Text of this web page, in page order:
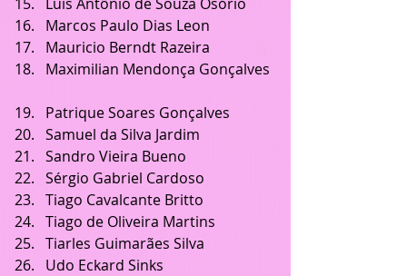
Marcos Paulo Dias Leon
Mauricio Berndt Razeira
Maximilian Mendonça Gonçalves
Patrique Soares Gonçalves
Samuel da Silva Jardim
Sandro Vieira Bueno
Sérgio Gabriel Cardoso
Tiago Cavalcante Britto
Tiago de Oliveira Martins
Tiarles Guimarães Silva
Udo Eckard Sinks